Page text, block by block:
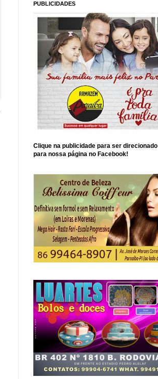
PUBLICIDADES
Clique na publicidade para ser direcionado
para nossa página no Facebook!